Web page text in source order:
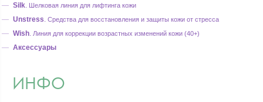
Silk Шелковая линия для лифтинга кожи
Unstress Средства для восстановления и защиты кожи от стресса
Wish Линия для коррекции возрастных изменений кожи (40+)
Аксессуары
ИНФО